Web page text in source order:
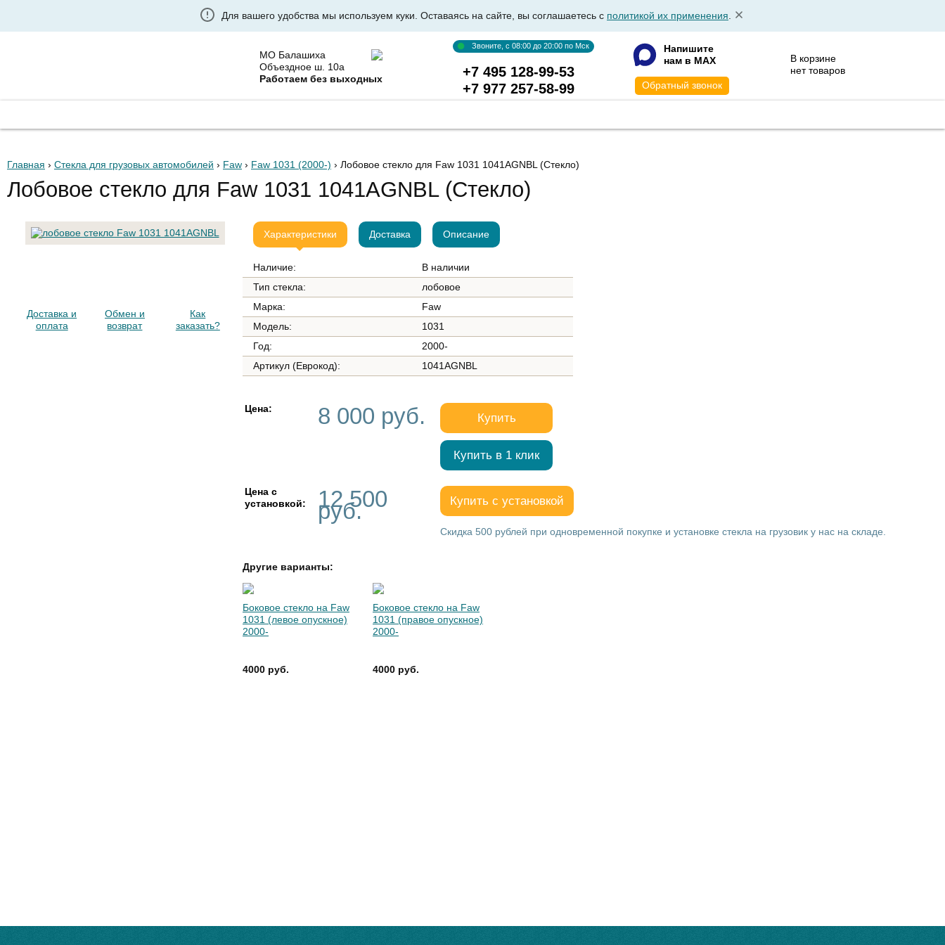
Для вашего удобства мы используем куки. Оставаясь на сайте, вы соглашаетесь с политикой их применения
МО Балашиха
Объездное ш. 10а
Работаем без выходных
Звоните, с 08:00 до 20:00 по Мск
+7 495 128-99-53
+7 977 257-58-99
Напишите
нам в MAX
Обратный звонок
В корзине
нет товаров
Главная › Стекла для грузовых автомобилей › Faw › Faw 1031 (2000-) › Лобовое стекло для Faw 1031 1041AGNBL (Стекло)
Лобовое стекло для Faw 1031 1041AGNBL (Стекло)
Доставка и
оплата
Обмен и
возврат
Как
заказать?
Характеристики Доставка Описание
Наличие:
В наличии
Тип стекла:
лобовое
Марка:
Faw
Модель:
1031
Год:
2000-
Артикул (Еврокод):
1041AGNBL
Цена: 8 000 руб. Купить
Купить в 1 клик
Цена с
установкой:
12 500
руб. Купить с установкой
Скидка 500 рублей при одновременной покупке и установке стекла на грузовик у нас на складе.
Другие варианты:
Боковое стекло на Faw
1031 (левое опускное)
2000-
4000 руб.
Боковое стекло на Faw
1031 (правое опускное)
2000-
4000 руб.